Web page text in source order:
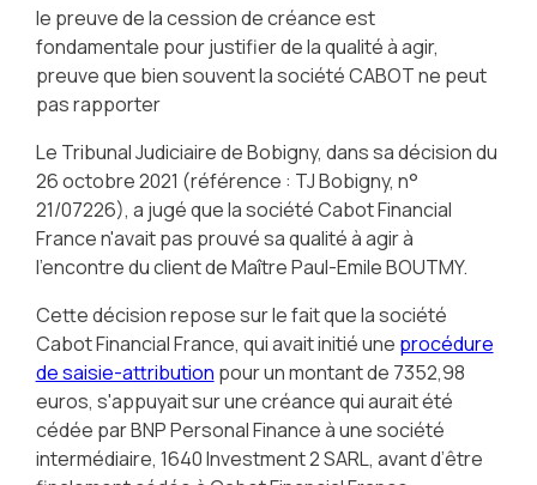
le preuve de la cession de créance est
fondamentale pour justifier de la qualité à agir,
preuve que bien souvent la société CABOT ne peut
pas rapporter
Le Tribunal Judiciaire de Bobigny, dans sa décision du
26 octobre 2021 (référence : TJ Bobigny, n°
21/07226), a jugé que la société Cabot Financial
France n'avait pas prouvé sa qualité à agir à
l'encontre du client de Maître Paul-Emile BOUTMY.
Cette décision repose sur le fait que la société
Cabot Financial France, qui avait initié une procédure
de saisie-attribution pour un montant de 7352,98
euros, s'appuyait sur une créance qui aurait été
cédée par BNP Personal Finance à une société
intermédiaire, 1640 Investment 2 SARL, avant d’être